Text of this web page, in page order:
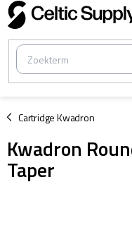
Overslaan
naar
inhoud
Cartridge Kwadron
/
Kwadron
Taper